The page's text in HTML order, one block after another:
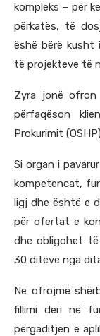
kompleks – për
përkatës, të
ëshë bërë kusht
të projekteve të
Zyra jonë
përfaqëson
Prokurimit
Si organ i
kompetencat,
ligj dhe është e
për ofertat e
dhe obligohet
30 ditëve nga
Ne ofrojmë
fillimi deri në
përgaditjen e